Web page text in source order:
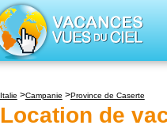
Italie Campanie Province de Caserte
Location de